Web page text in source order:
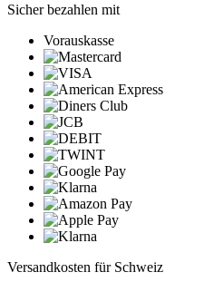
Sicher bezahlen mit
Vorauskasse
Versandkosten für Schweiz